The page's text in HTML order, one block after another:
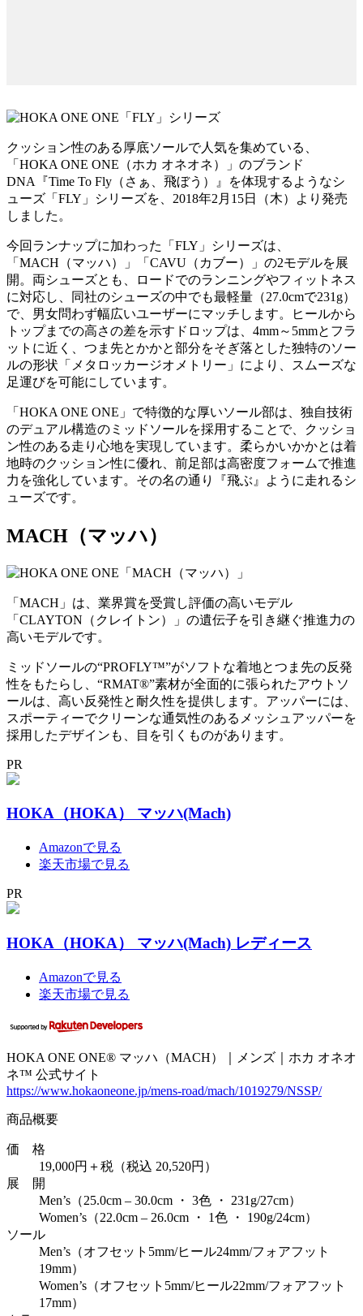
クッション性のある厚底ソールで人気を集めている、
「HOKA ONE ONE（ホカ オネオネ）」のブランド
DNA『Time To Fly（さぁ、飛ぼう）』を体現するようなシ
ューズ「FLY」シリーズを、2018年2月15日（木）より発売
しました。
今回ランナップに加わった「FLY」シリーズは、
「MACH（マッハ）」「CAVU（カブー）」の2モデルを展
開。両シューズとも、ロードでのランニングやフィットネス
に対応し、同社のシューズの中でも最軽量（27.0cmで231g）
で、男女問わず幅広いユーザーにマッチします。ヒールから
トップまでの高さの差を示すドロップは、4mm～5mmとフラ
ットに近く、つま先とかかと部分をそぎ落とした独特のソー
ルの形状「メタロッカージオメトリー」により、スムーズな
足運びを可能にしています。
「HOKA ONE ONE」で特徴的な厚いソール部は、独自技術
のデュアル構造のミッドソールを採用することで、クッショ
ン性のある走り心地を実現しています。柔らかいかかとは着
地時のクッション性に優れ、前足部は高密度フォームで推進
力を強化しています。その名の通り『飛ぶ』ように走れるシ
ューズです。
MACH（マッハ）
「MACH」は、業界賞を受賞し評価の高いモデル
「CLAYTON（クレイトン）」の遺伝子を引き継ぐ推進力の
高いモデルです。
ミッドソールの“PROFLY™”がソフトな着地とつま先の反発
性をもたらし、“RMAT®”素材が全面的に張られたアウトソ
ールは、高い反発性と耐久性を提供します。アッパーには、
スポーティーでクリーンな通気性のあるメッシュアッパーを
採用したデザインも、目を引くものがあります。
PR
HOKA（HOKA） マッハ(Mach)
Amazonで見る
楽天市場で見る
PR
HOKA（HOKA） マッハ(Mach) レディース
Amazonで見る
楽天市場で見る
HOKA ONE ONE® マッハ（MACH）｜メンズ｜ホカ オネオ
ネ™ 公式サイト
https://www.hokaoneone.jp/mens-road/mach/1019279/NSSP/
商品概要
価 格
19,000円＋税（税込 20,520円）
展 開
Men’s（25.0cm – 30.0cm ・ 3色 ・ 231g/27cm）
Women’s（22.0cm – 26.0cm ・ 1色 ・ 190g/24cm）
ソール
Men’s（オフセット5mm/ヒール24mm/フォアフット
19mm）
Women’s（オフセット5mm/ヒール22mm/フォアフット
17mm）